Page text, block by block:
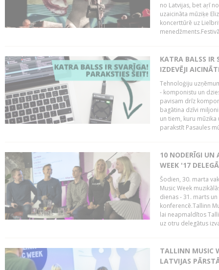
no Latvijas, bet aŗī
uzaicināta mūziķe
koncerttūrē uz
KATRA BALSS IR
IZDEVĒJI
Tehnoloģiju
- komponistu un
pavisam drīz
bagātina dzīvi
un tiem, kuru
parakstīt Pasaules
10 NODERĪGI UN
WEEK '17
Šodien, 30. marta
Music Week
dienas - 31. marts
konferencē.Tallinn
lai neapmaldītos
uz otru delegātus
TALLINN MUSIC
LATVIJAS